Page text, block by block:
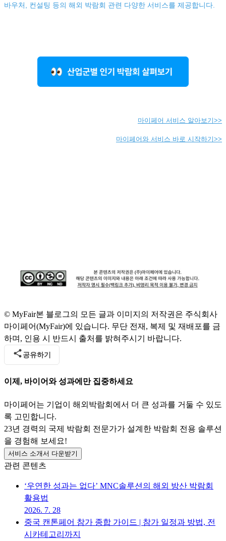
바우처, 컨설팅 등의 해외 박람회 관련 다양한 서비스를 제공합니다.
마이페어 서비스 알아보기>>
마이페어와 서비스 바로 시작하기>>
© MyFair본 블로그의 모든 글과 이미지의 저작권은 주식회사
마이페어(MyFair)에 있습니다. 무단 전재, 복제 및 재배포를 금
하며, 인용 시 반드시 출처를 밝혀주시기 바랍니다.
공유하기
이제, 바이어와 성과에만 집중하세요
마이페어는 기업이 해외박람회에서 더 큰 성과를 거둘 수 있도
록 고민합니다.
23년 경력의 국제 박람회 전문가가 설계한 박람회 전용 솔루션
을 경험해 보세요!
서비스 소개서 다운받기
관련 콘텐츠
‘우연한 성과는 없다’ MNC솔루션의 해외 방산 박람회
활용법
2026. 7. 28
중국 캔톤페어 참가 종합 가이드 | 참가 일정과 방법, 전
시카테고리까지